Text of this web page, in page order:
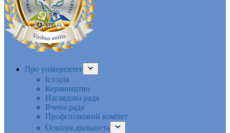
Про університет
Історія
Керівництво
Наглядова рада
Вчена рада
Профспілковий комітет
Освітня діяльність